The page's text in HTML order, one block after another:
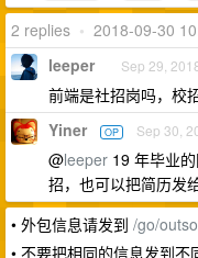
2 replies • 2018-09-30
leeper Sep 29,
前端是社招岗吗，校
Yiner OP Sep 30,
@leeper 19 年毕业
招，也可以把简历发
• 外包信息请发到 /go/
• 不要把相同的信息发到不